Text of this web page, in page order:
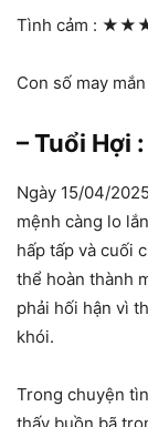
Tình cảm :
Con số may
– Tuổi Hợi
Ngày 15/04/
mệnh càng lo
hấp tấp và cuối
thể hoàn thành
phải hối hận vì
khói.
Trong chuyện
thấy buồn bã